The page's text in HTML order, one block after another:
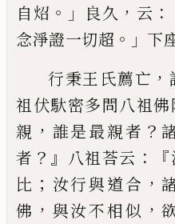
自炤 。」 良久 ， 云
念淨證一切超 。」 下
行秉王氏薦亡 ，
祖伏馱密多問八祖
親 ， 誰是最親者 ？
者 ？』 八祖荅云 ：『
比 ； 汝行與道合 ，
佛 ， 與汝不相似 ，